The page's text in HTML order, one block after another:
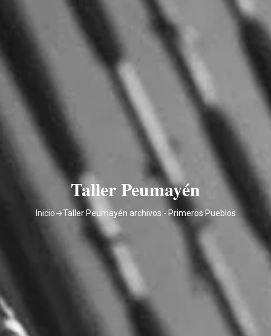
Taller Peumayén
Inicio→Taller Peumayén archivos - Primeros Pueblos